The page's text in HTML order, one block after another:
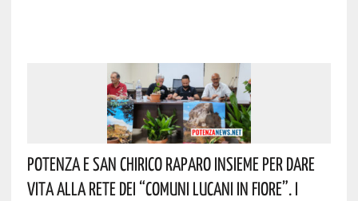
Potenza E San Chirico Raparo Insieme Per Dare
Vita Alla Rete Dei “Comuni Lucani In Fiore”. I